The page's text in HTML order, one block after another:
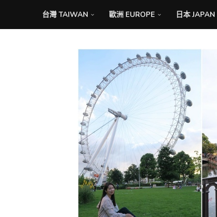
台灣 TAIWAN 歐洲 EUROPE 日本 JAPAN